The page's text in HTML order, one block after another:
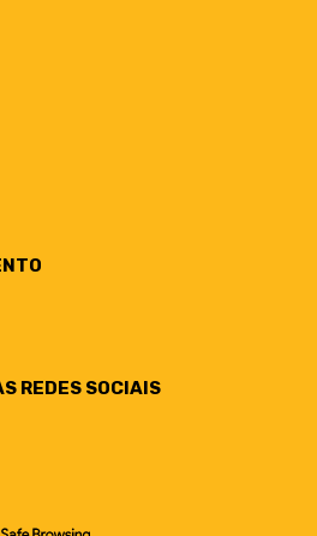
REDES SOCIAIS